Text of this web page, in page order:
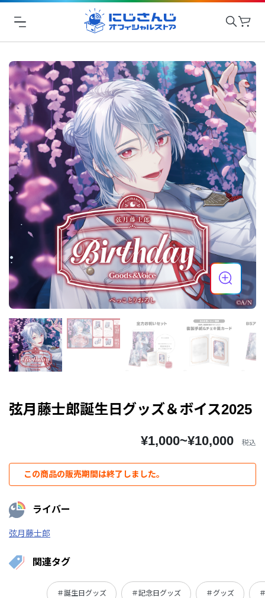
弦月藤士郎誕生日グッズ＆ボイス2025
¥1,000~¥10,000 税込
この商品の販売期間は終了しました。
ライバー
弦月藤士郎
関連タグ
＃誕生日グッズ ＃記念日グッズ ＃グッズ